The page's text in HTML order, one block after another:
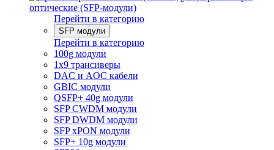
оптические (SFP-модули)
Перейти в категорию
SFP модули
Перейти в категорию
100g модули
1x9 трансиверы
DAC и AOC кабели
GBIC модули
QSFP+ 40g модули
SFP CWDM модули
SFP DWDM модули
SFP xPON модули
SFP+ 10g модули